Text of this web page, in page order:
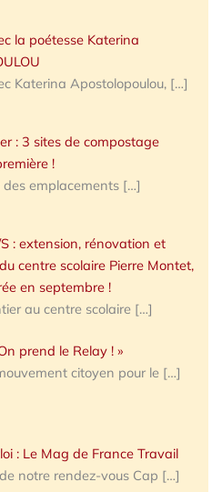
la poétesse Katerina
Katerina Apostolopoulou, […]
: 3 sites de compostage
!
emplacements […]
: extension, rénovation et
centre scolaire Pierre Montet,
en septembre !
au centre scolaire […]
prend le Relay ! »
citoyen pour le […]
: Le Mag de France Travail
notre rendez-vous Cap […]